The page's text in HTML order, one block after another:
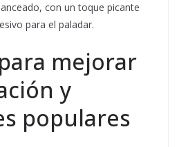
con un toque picante
para el paladar.
mejorar
y
populares